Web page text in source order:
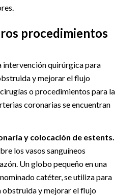
procedimientos
intervención quirúrgica para
y mejorar el flujo
o procedimientos para la
coronarias se encuentran
y colocación de estents.
los vasos sanguíneos
Un globo pequeño en una
catéter, se utiliza para
obstruida y mejorar el flujo